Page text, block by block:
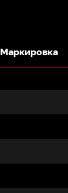
Маркировка